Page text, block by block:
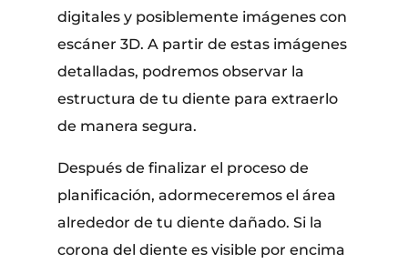
digitales y posiblemente imágenes con
escáner 3D. A partir de estas imágenes
detalladas, podremos observar la
estructura de tu diente para extraerlo
de manera segura.
Después de finalizar el proceso de
planificación, adormeceremos el área
alrededor de tu diente dañado. Si la
corona del diente es visible por encima